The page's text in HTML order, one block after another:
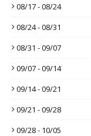
08/17 - 08/24
08/24 - 08/31
08/31 - 09/07
09/07 - 09/14
09/14 - 09/21
09/21 - 09/28
09/28 - 10/05